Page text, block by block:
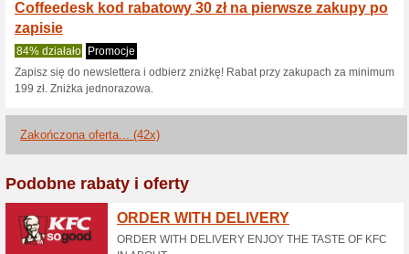
100% działało
Zgarnij 30 % rabatu na
Wpisz kod w koszyku.
Odbierz rabat 20 zł